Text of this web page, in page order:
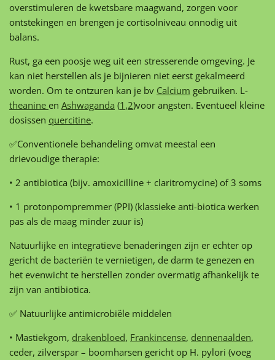
overstimuleren de kwetsbare maagwand, zorgen voor
ontstekingen en brengen je cortisolniveau onnodig uit
balans.
Rust, ga een poosje weg uit een stresserende omgeving. Je
kan niet herstellen als je bijnieren niet eerst gekalmeerd
worden. Om te ontzuren kan je bv Calcium gebruiken. L-
theanine en Ashwaganda (1 ,2)voor angsten. Eventueel kleine
dosissen quercitine.
✅Conventionele behandeling omvat meestal een
drievoudige therapie:
• 2 antibiotica (bijv. amoxicilline + claritromycine) of 3 soms
• 1 protonpompremmer (PPI) (klassieke anti-biotica werken
pas als de maag minder zuur is)
Natuurlijke en integratieve benaderingen zijn er echter op
gericht de bacteriën te vernietigen, de darm te genezen en
het evenwicht te herstellen zonder overmatig afhankelijk te
zijn van antibiotica.
✅ Natuurlijke antimicrobiële middelen
• Mastiekgom, drakenbloed, Frankincense, dennenaalden,
ceder, zilverspar – boomharsen gericht op H. pylori (voeg